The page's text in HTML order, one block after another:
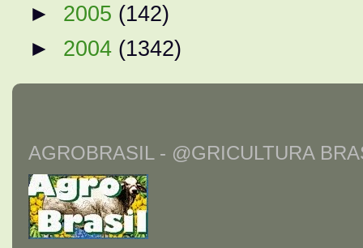
► 2005 (142)
► 2004 (1342)
AGROBRASIL - @GRICULTURA